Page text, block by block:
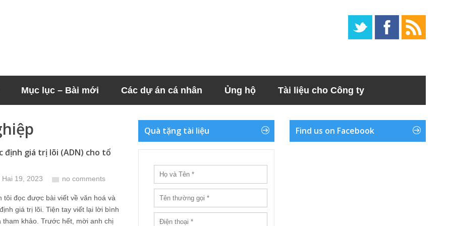
Mục lục – Bài mới Các dự án cá nhân Ủng hộ Tài liệu cho Công ty
định giá trị lõi (ADN) cho tổ
19, 2023 no comments
tôi đọc được bài viết về văn hoá và
giá trị lõi. Tiện tay viết lại lời bình
tham khảo. Trước hết, mời anh chị
Quà tặng tài liệu Find us on Facebook